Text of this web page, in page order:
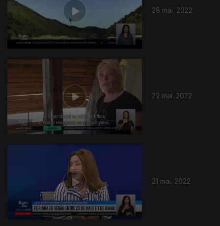
28 mai. 2022
22 mai. 2022
21 mai. 2022